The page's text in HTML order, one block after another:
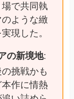
で共同執
ような緻
現した。
の新境地:
挑戦かも
作に情熱